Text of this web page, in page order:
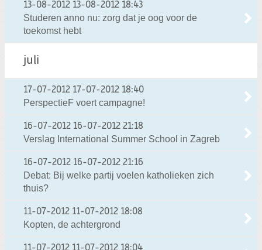
13-08-2012 13-08-2012 18:43
Studeren anno nu: zorg dat je oog voor de
toekomst hebt
juli
17-07-2012 17-07-2012 18:40
PerspectieF voert campagne!
16-07-2012 16-07-2012 21:18
Verslag International Summer School in Zagreb
16-07-2012 16-07-2012 21:16
Debat: Bij welke partij voelen katholieken zich
thuis?
11-07-2012 11-07-2012 18:08
Kopten, de achtergrond